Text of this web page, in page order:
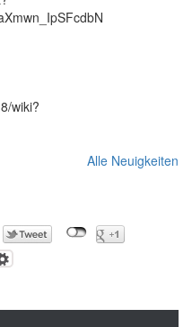
wiki?
Alle Neuigkeiten